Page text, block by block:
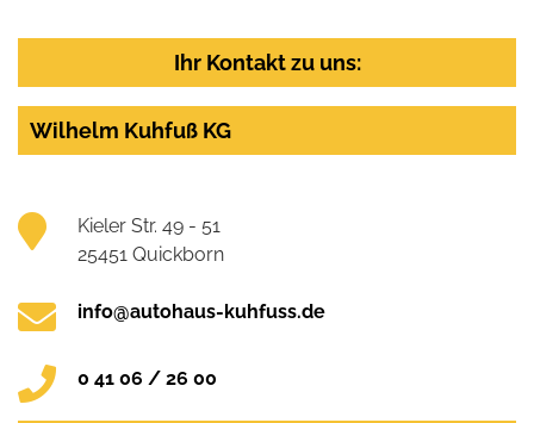
Ihr Kontakt zu uns:
Wilhelm Kuhfuß KG
Kieler Str. 49 - 51
25451 Quickborn
info@autohaus-kuhfuss.de
0 41 06 / 26 00